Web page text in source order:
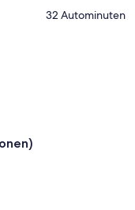
‪32 Autominuten‬